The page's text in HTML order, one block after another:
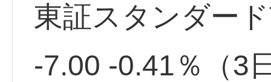
東証スタンダー
-7.00 -0.41％（3